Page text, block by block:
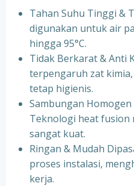
Tahan Suhu Tinggi &
digunakan untuk air
hingga 95°C.
⁠Tidak Berkarat & Anti
terpengaruh zat
tetap higienis.
⁠Sambungan
Teknologi heat fusion
sangat kuat.
⁠Ringan & Mudah
proses instalasi,
kerja.